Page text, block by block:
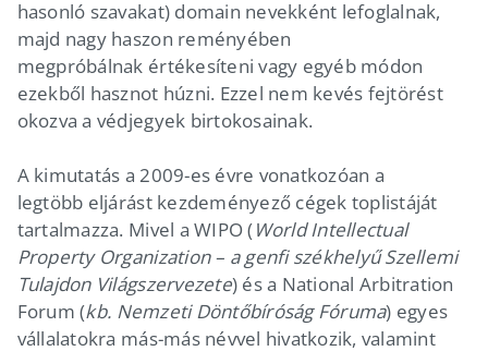
hasonló szavakat) domain nevekként lefoglalnak,
majd nagy haszon reményében
megpróbálnak értékesíteni vagy egyéb módon
ezekből hasznot húzni. Ezzel nem kevés fejtörést
okozva a védjegyek birtokosainak.
A kimutatás a 2009-es évre vonatkozóan a
legtöbb eljárást kezdeményező cégek toplistáját
tartalmazza. Mivel a WIPO (World Intellectual
Property Organization – a genfi székhelyű Szellemi
Tulajdon Világszervezete) és a National Arbitration
Forum (kb. Nemzeti Döntőbíróság Fóruma) egyes
vállalatokra más-más névvel hivatkozik, valamint